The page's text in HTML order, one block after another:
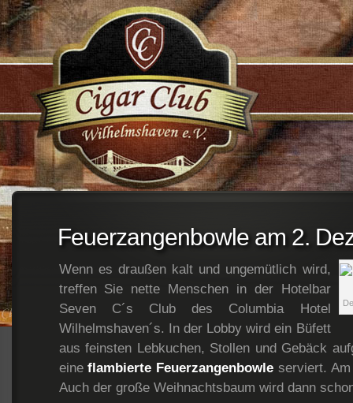
;
Feuerzangenbowle am 2.
Wenn es draußen kalt und ungemütlich wird,
treffen Sie nette Menschen in der Hotelbar
Seven C´s Club des Columbia Hotel
Wilhelmshaven´s. In der Lobby wird ein Büfett
aus feinsten Lebkuchen, Stollen und Gebäck
eineflambierte Feuerzangenbowle serviert.
Auch der große Weihnachtsbaum wird dann